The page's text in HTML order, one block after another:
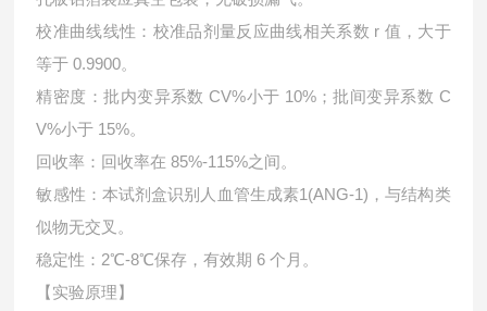
校准曲线线性：校准品剂量反应曲线相关系数 r 值，大于
等于 0.9900。
精密度：批内变异系数 CV%小于 10%；批间变异系数 C
V%小于 15%。
回收率：回收率在 85%-115%之间。
敏感性：本试剂盒识别人血管生成素1(ANG-1)，与结构类
似物无交叉。
稳定性：2℃-8℃保存，有效期 6 个月。
【实验原理】